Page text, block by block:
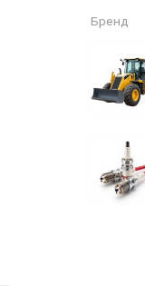
Бренд